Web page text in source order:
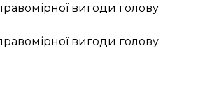
вигоди голову
вигоди голову